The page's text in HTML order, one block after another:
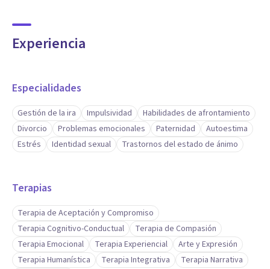
Experiencia
Especialidades
Gestión de la ira Impulsividad
Habilidades de afrontamiento
Divorcio
Problemas emocionales Paternidad
Autoestima
Estrés
Identidad sexual Trastornos del estado de ánimo
Terapias
Terapia de Aceptación y Compromiso
Terapia Cognitivo-Conductual
Terapia de Compasión
Terapia Emocional
Terapia Experiencial
Arte y Expresión
Terapia Humanística
Terapia Integrativa
Terapia Narrativa